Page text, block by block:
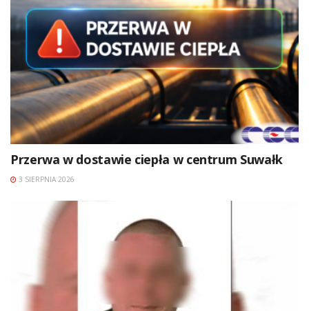
Przerwa w dostawie ciepła w centrum Suwałk
3 SIERPNIA 2026